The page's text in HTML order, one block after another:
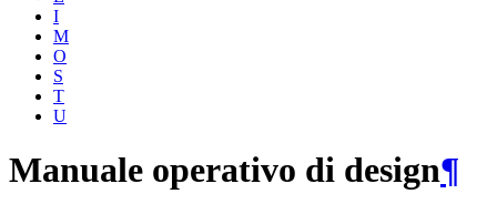
I
M
O
S
T
U
Manuale operativo di design¶